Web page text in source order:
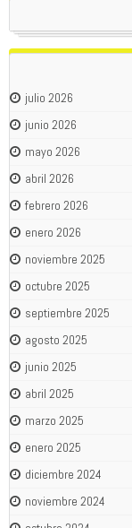
julio 2026
junio 2026
mayo 2026
abril 2026
febrero 2026
enero 2026
noviembre 2025
octubre 2025
septiembre 2025
agosto 2025
junio 2025
abril 2025
marzo 2025
enero 2025
diciembre 2024
noviembre 2024